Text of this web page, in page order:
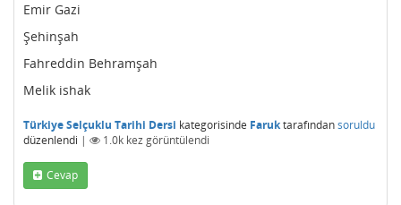
Emir Gazi
Şehinşah
Fahreddin Behramşah
Melik ishak
Türkiye Selçuklu Tarihi Dersi kategorisinde Faruktarafındansoruldu
düzenlendi | 1.0k kez görüntülendi
Cevap